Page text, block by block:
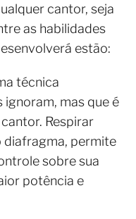
cantor, seja
as habilidades
estão:
técnica
mas que é
Respirar
diafragma, permite
sobre sua
potência e